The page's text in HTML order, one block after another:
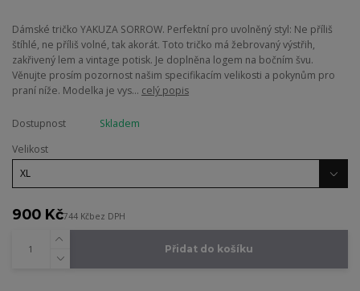
Dámské tričko YAKUZA SORROW. Perfektní pro uvolněný styl: Ne příliš
štíhlé, ne příliš volné, tak akorát. Toto tričko má žebrovaný výstřih,
zakřivený lem a vintage potisk. Je doplněna logem na bočním švu.
Věnujte prosím pozornost našim specifikacím velikosti a pokynům pro
praní níže. Modelka je vys... celý popis
Dostupnost
Skladem
Velikost
900 Kč744 Kčbez DPH
Přidat do košíku